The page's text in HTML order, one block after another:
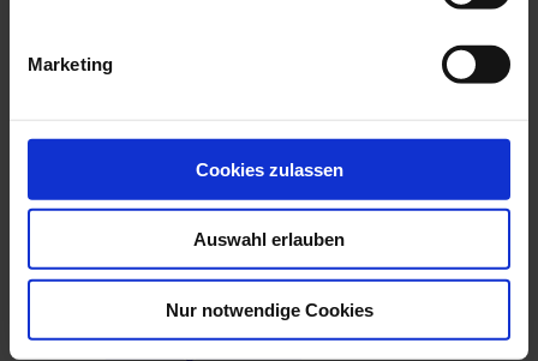
Marketing
Cookies zulassen
Auswahl erlauben
Nur notwendige Cookies
Aktuell: Kooperationen mit Aligner-Startups
Urteil des Bundesgerichtshofs: GOÄ und GOZ –
Personen
Weitere berufsrechtliche Themen
Praxisgründung / Praxisabgabe
Weiterbildung